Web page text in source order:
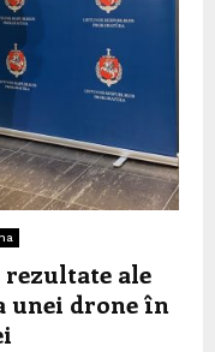
ale
unei drone în